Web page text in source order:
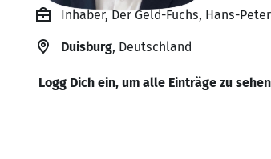
Inhaber, Der Geld-Fuchs, Hans-
Duisburg, Deutschland
Logg Dich ein, um alle Einträge zu